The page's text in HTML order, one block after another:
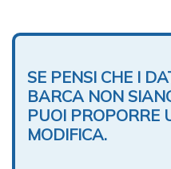
SE PENSI CHE I
BARCA NON
PUOI PROPORRE
MODIFICA.